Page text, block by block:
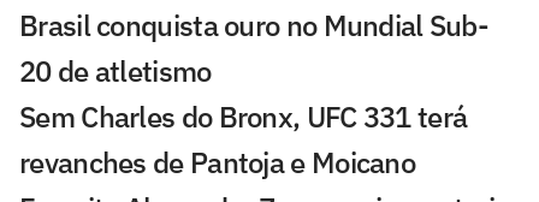
Brasil conquista ouro no Mundial Sub-
20 de atletismo
Sem Charles do Bronx, UFC 331 terá
revanches de Pantoja e Moicano